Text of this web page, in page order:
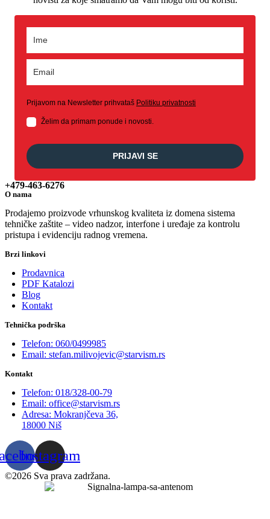
Prijavom na Newsletter prihvataš Politiku privatnosti
Želim da primam ponude i novosti.
PRIJAVI SE
+479-463-6276
O nama
Prodajemo proizvode vrhunskog kvaliteta iz domena sistema
tehničke zaštite – video nadzor, interfone i uređaje za kontrolu
pristupa i evidenciju radnog vremena.
Brzi linkovi
Prodavnica
PDF Katalozi
Blog
Kontakt
Tehnička podrška
Telefon: 060/0499985
Email: stefan.milivojevic@starvism.rs
Kontakt
Telefon: 018/328-00-79
Email: office@starvism.rs
Adresa: Mokranjčeva 36,
18000 Niš
Instagram
©2026 Sva prava zadržana.